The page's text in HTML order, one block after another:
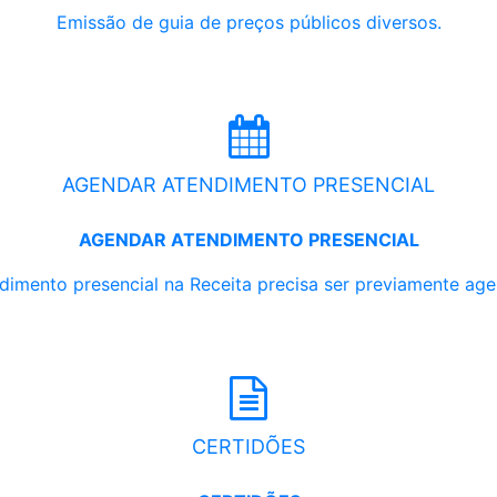
Emissão de guia de preços públicos diversos.
AGENDAR ATENDIMENTO PRESENCIAL
AGENDAR ATENDIMENTO PRESENCIAL
presencial na Receita precisa ser previamente
CERTIDÕES